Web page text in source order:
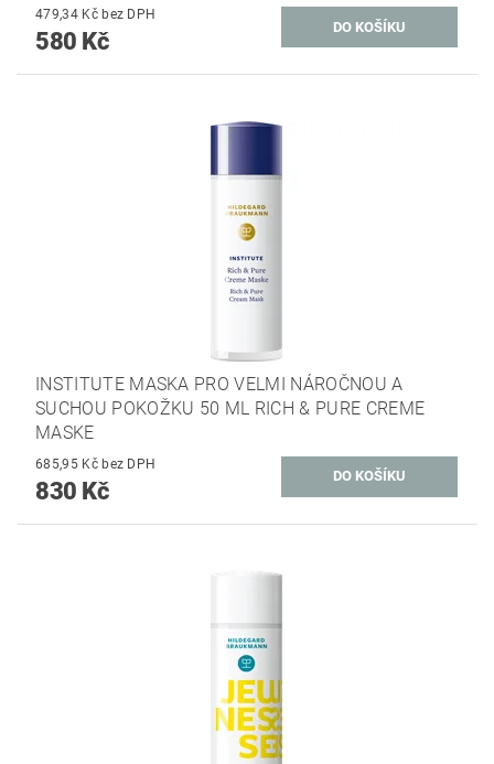
479,34 Kč bez DPH
580 Kč
INSTITUTE MASKA PRO VELMI NÁROČNOU A
SUCHOU POKOŽKU 50 ML RICH & PURE CREME
MASKE
685,95 Kč bez DPH
830 Kč